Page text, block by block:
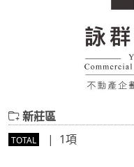
新莊區
TOTAL | 1項